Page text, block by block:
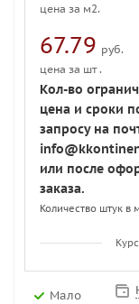
цена за м2.
67.79 руб.
цена за шт .
Кол-во
цена и сроки
запросу на
или после
заказа.
Количество штук в
Мало